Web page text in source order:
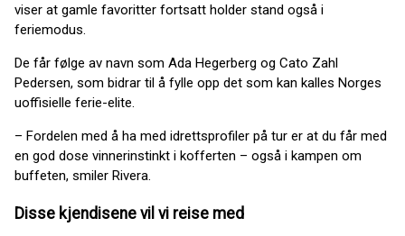
viser at gamle favoritter fortsatt holder stand også i
feriemodus.
De får følge av navn som Ada Hegerberg og Cato Zahl
Pedersen, som bidrar til å fylle opp det som kan kalles Norges
uoffisielle ferie-elite.
– Fordelen med å ha med idrettsprofiler på tur er at du får med
en god dose vinnerinstinkt i kofferten – også i kampen om
buffeten, smiler Rivera.
Disse kjendisene vil vi reise med